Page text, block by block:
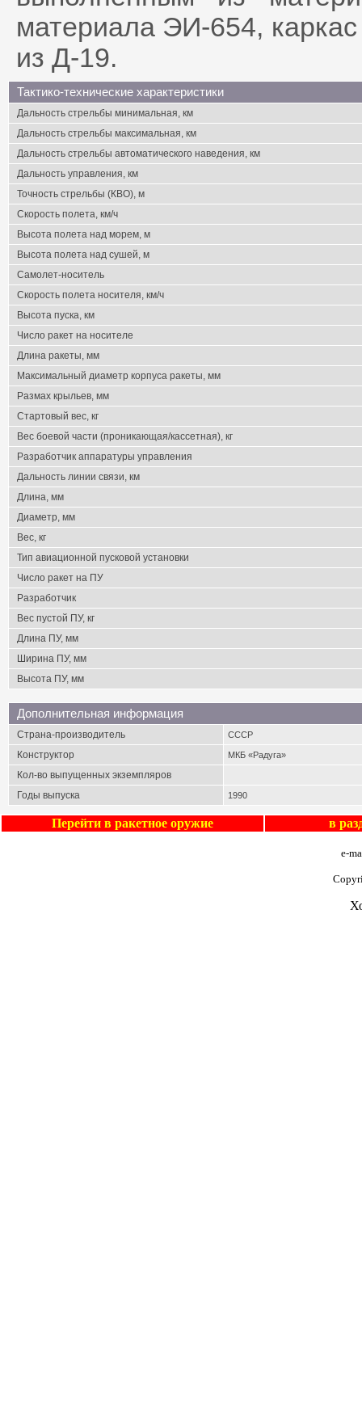
материала ЭИ-654,
из Д-19.
Тактико-технические характеристики
Дальность стрельбы минимальная, км
Дальность стрельбы максимальная, км
Дальность стрельбы автоматического наведения, км
Дальность управления, км
Точность стрельбы (КВО), м
Скорость полета, км/ч
Высота полета над морем, м
Высота полета над сушей, м
Самолет-носитель
Скорость полета носителя, км/ч
Высота пуска, км
Число ракет на носителе
Длина ракеты, мм
Максимальный диаметр корпуса ракеты, мм
Размах крыльев, мм
Стартовый вес, кг
Вес боевой части (проникающая/кассетная), кг
Разработчик аппаратуры управления
Дальность линии связи, км
Длина, мм
Диаметр, мм
Вес, кг
Тип авиационной пусковой установки
Число ракет на ПУ
Разработчик
Вес пустой ПУ, кг
Длина ПУ, мм
Ширина ПУ, мм
Высота ПУ, мм
Дополнительная информация
Страна-производитель СССР
Конструктор МКБ «Радуга»
Кол-во выпущенных экземпляров
Годы выпуска
1990
Перейти в ракетное оружие в
e-